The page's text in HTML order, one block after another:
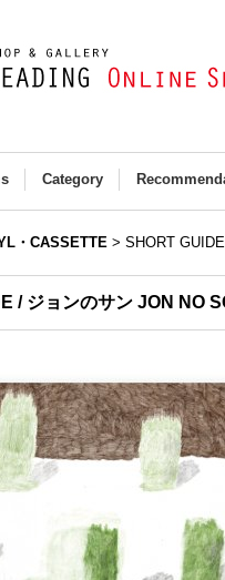
Category
・CASSETTE > SHORT
/ ジョンのサン JON NO